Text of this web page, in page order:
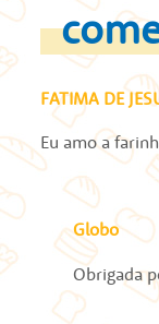
FATIMA DE
Eu amo a
Globo
Obrigada